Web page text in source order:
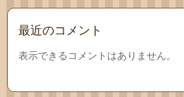
最近のコメント
表示できるコメントはありません。